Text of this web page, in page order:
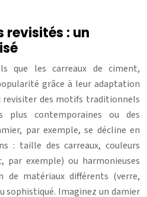
revisités : un
que les carreaux de ciment,
grâce à leur adaptation
revisiter des motifs traditionnels
plus contemporaines ou des
par exemple, se décline en
: taille des carreaux, couleurs
exemple) ou harmonieuses
de matériaux différents (verre,
sophistiqué. Imaginez un damier